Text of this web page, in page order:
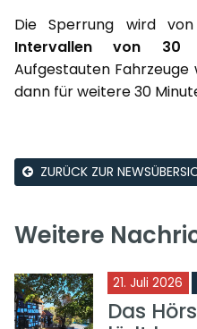
Die Sperrung wird von
Intervallen von 30
Aufgestauten
dann für weitere 30
ZURÜCK ZUR
Weitere
21. Juli 2026
Das